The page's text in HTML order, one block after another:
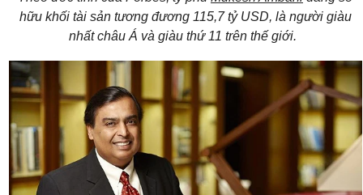
hữu khối tài sản tương đương 115,7 tỷ USD, là người giàu
nhất châu Á và giàu thứ 11 trên thế giới.